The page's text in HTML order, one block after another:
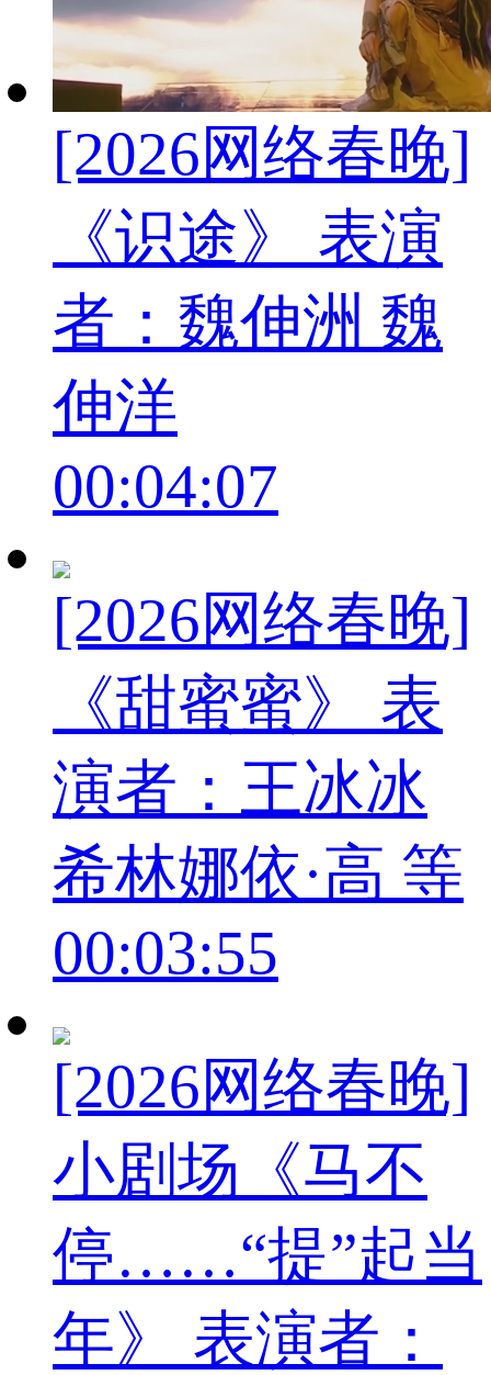
[2026网络春晚]
《识途》 表演
者：魏伸洲 魏
伸洋
00:04:07
[2026网络春晚]
《甜蜜蜜》 表
演者：王冰冰
希林娜依·高 等
00:03:55
[2026网络春晚]
小剧场《马不
停……“提”起当
年》 表演者：